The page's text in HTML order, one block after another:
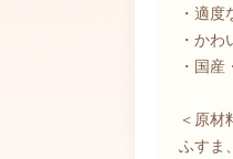
・適
・か
・国
＜原材
ふすま